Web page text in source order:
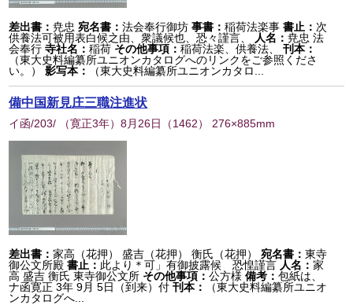
差出書：尭忠 宛名書：法会奉行御坊 事書：稲荷法楽事 書止： 次
供養法可被用表白候之由、衆議候也、恐々謹言、
人名：尭忠 法
会奉行 寺社名：稲荷 その他事項：稲荷法楽、供養法、
刊本：
（東大史料編纂所ユニオンカタログへのリンクをご参照くださ
い。）
影写本： （東大史料編纂所ユニオンカタロ...
備中国新見庄三職注進状
イ函/203/ （寛正3年）8月26日 （1462） 276×885mm
差出書：家高（花押） 盛吉（花押） 衡氏（花押） 宛名書：東寺
御公文所殿 書止： 此より＊可」有御披露候 恐惶謹言 人名：家
高 盛吉 衡氏 東寺御公文所 その他事項：公方様 備考：包紙は、
ナ函寛正 3年 9月 5日（到来）付 刊本：
（東大史料編纂所ユニオ
ンカタログへ...